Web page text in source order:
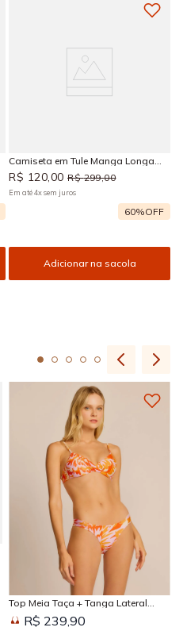
Camiseta em Tule Manga Longa
Nordic
R$ 120,00 R$ 299,00
Em até4xsem juros
60%OFF
Adicionar na sacola
Top Meia Taça + Tanga Lateral
Larga Estampada Sun Kissed
R$ 239,90